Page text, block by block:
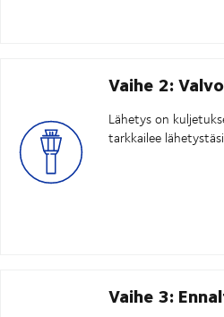
Vaihe 2:
Lähetys on
tarkkailee
Vaihe 3: